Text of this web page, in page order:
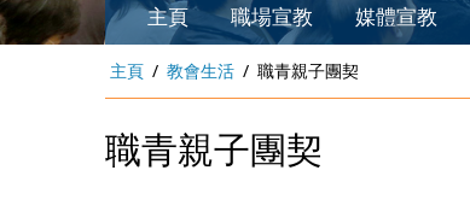
主頁 職場宣教 媒體宣教
主頁 教會生活 職青親子團契
職青親子團契